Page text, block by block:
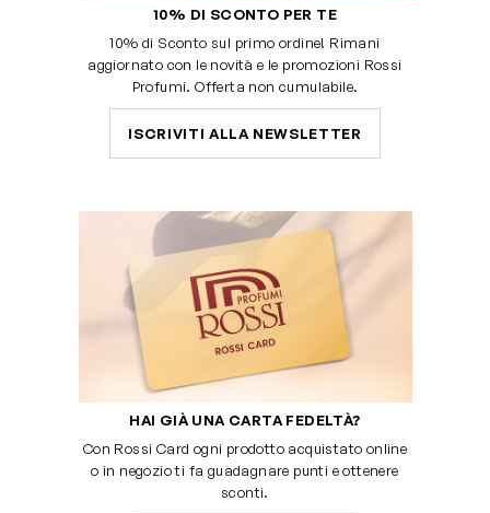
10% DI SCONTO PER TE
10% di Sconto sul primo ordine! Rimani
aggiornato con le novità e le promozioni Rossi
Profumi. Offerta non cumulabile.
ISCRIVITI ALLA NEWSLETTER
HAI GIÀ UNA CARTA FEDELTÀ?
Con Rossi Card ogni prodotto acquistato online
o in negozio ti fa guadagnare punti e ottenere
sconti.